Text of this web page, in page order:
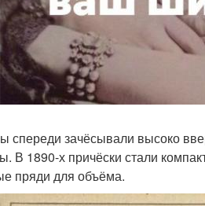
спереди зачёсывали высоко
В 1890-х причёски стали
пряди для объёма.